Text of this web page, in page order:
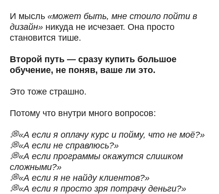
И мысль «может быть, мне стоило пойти в
дизайн» никуда не исчезает. Она просто
становится тише.
Второй путь — сразу купить большое
обучение, не поняв, ваше ли это.
Это тоже страшно.
Потому что внутри много вопросов:
💭«А если я оплачу курс и пойму, что не моё?»
💭«А если не справлюсь?»
💭«А если программы окажутся слишком
сложными?»
💭«А если я не найду клиентов?»
💭«А если я просто зря потрачу деньги?»